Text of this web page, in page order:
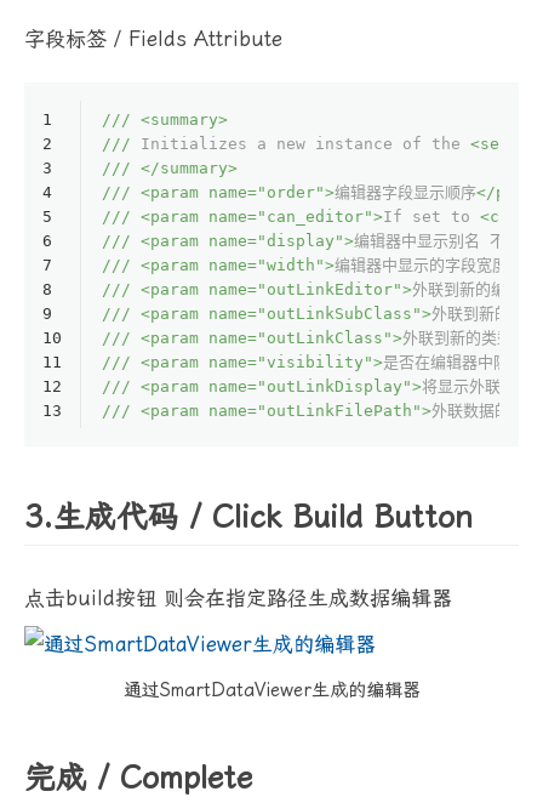
字段标签 / Fields Attribute
1
2
3
4
5
6
7
8
9
10
11
12
13
/// <summary>
/// Initializes a new instance of the <see
/// </summary>
/// <param name="order">编辑器字段显示顺序</
/// <param name="can_editor">If set to <c>
/// <param name="display">编辑器中显示别名 不填为
/// <param name="width">编辑器中显示的字段宽度
/// <param name="outLinkEditor">外联到新的编辑器
/// <param name="outLinkSubClass">外联到新的子
/// <param name="outLinkClass">外联到新的类型
/// <param name="visibility">是否在编辑器中隐藏
/// <param name="outLinkDisplay">将显示外联数据
/// <param name="outLinkFilePath">外联数据的文
3.生成代码 / Click Build Button
点击build按钮 则会在指定路径生成数据编辑器
通过SmartDataViewer生成的编辑器
完成 / Complete